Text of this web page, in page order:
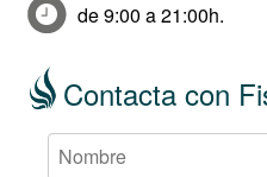
de 9:00 a 21:00h.
Contacta con